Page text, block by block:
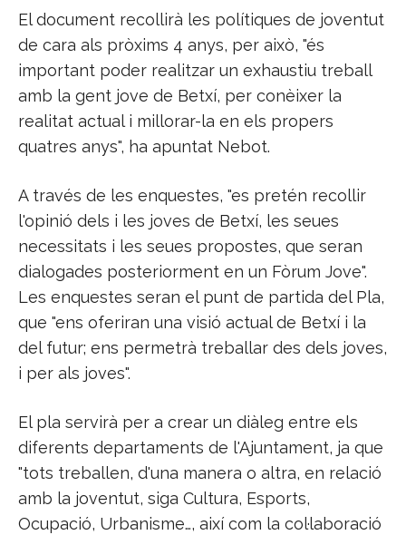
El document recollirà les polítiques de joventut
de cara als pròxims 4 anys, per això, "és
important poder realitzar un exhaustiu treball
amb la gent jove de Betxí, per conèixer la
realitat actual i millorar-la en els propers
quatres anys", ha apuntat Nebot.
A través de les enquestes, "es pretén recollir
l'opinió dels i les joves de Betxí, les seues
necessitats i les seues propostes, que seran
dialogades posteriorment en un Fòrum Jove".
Les enquestes seran el punt de partida del Pla,
que "ens oferiran una visió actual de Betxí i la
del futur; ens permetrà treballar des dels joves,
i per als joves".
El pla servirà per a crear un diàleg entre els
diferents departaments de l'Ajuntament, ja que
"tots treballen, d'una manera o altra, en relació
amb la joventut, siga Cultura, Esports,
Ocupació, Urbanisme…, així com la col·laboració